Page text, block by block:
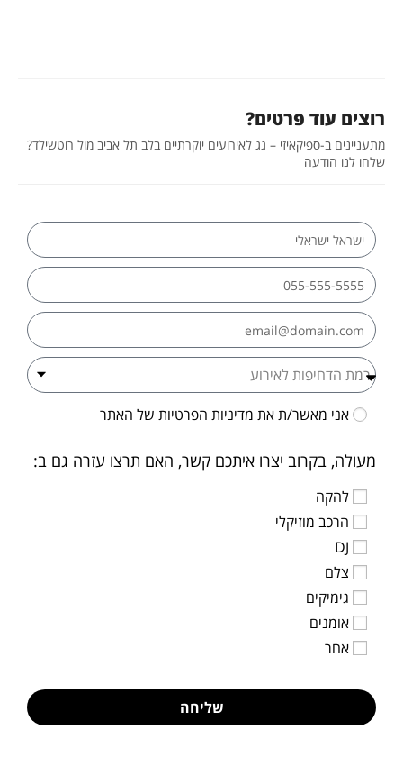
רוצים עוד פרטים?
מתעניינים ב-ספיקאיזי – גג לאירועים יוקרתיים בלב תל אביב מול רוטשילד?
שלחו לנו הודעה
אני מאשר/ת את מדיניות הפרטיות של האתר
מעולה, בקרוב יצרו איתכם קשר, האם תרצו עזרה גם ב:
להקה
הרכב מוזיקלי
DJ
צלם
גימיקים
אומנים
אחר
שליחה